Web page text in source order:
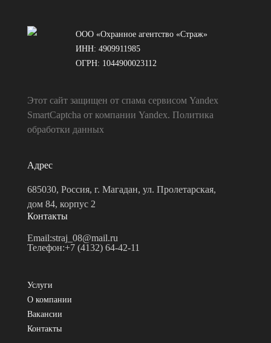
ООО «Охранное агентство «Страж»
ИНН: 4909911985
ОГРН: 1044900023112
Адрес
685030, Россия, г. Магадан, ул. Пролетарская,
дом 84, корпус 2
Контакты
Email:straj_08@mail.ru
Телефон:+7 (4132) 64-42-11
Услуги
О компании
Вакансии
Контакты
Этот сайт защищен от спама сервисом Yandex
SmartCaptcha от компании Yandex. Политика
обработки данных